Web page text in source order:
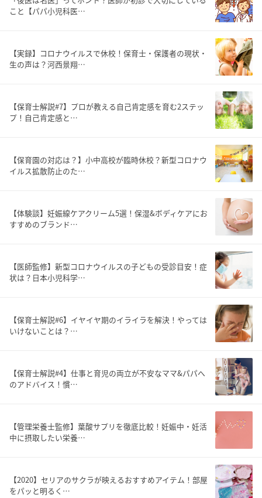
こと【パパ小児科医…
【実録】コロナウイルスで休校！保育士・保護者の現状・
生の声は？河西景翔…
【保育士解説#7】プロが教える自己肯定感を育む2ステッ
プ！自己肯定感と…
【保育園の対応は？】小中高校が臨時休校？新型コロナウ
イルス拡散防止のた…
【体験談】妊娠線ケアクリーム5選！保湿&ボディケアにお
すすめのブランド…
【医師監修】新型コロナウイルスの子どもの受診目安！症
状は？日本小児科学…
【保育士解説#6】イヤイヤ期のイライラを解決！やっては
いけないことは？…
【保育士解説#4】仕事と育児の両立が不安なママ&パパへ
のアドバイス！慣…
【管理栄養士監修】葉酸サプリを徹底比較！妊娠中・妊活
中に摂取したい栄養…
【2020】セリアのサクラが映えるおすすめアイテム！部屋
をパッと明るく…